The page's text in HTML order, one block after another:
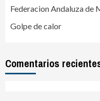
Federacion Andaluza de
Golpe de calor
Comentarios